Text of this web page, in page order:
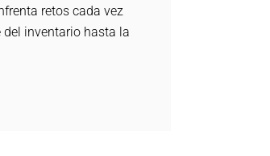
retos cada vez
inventario hasta la